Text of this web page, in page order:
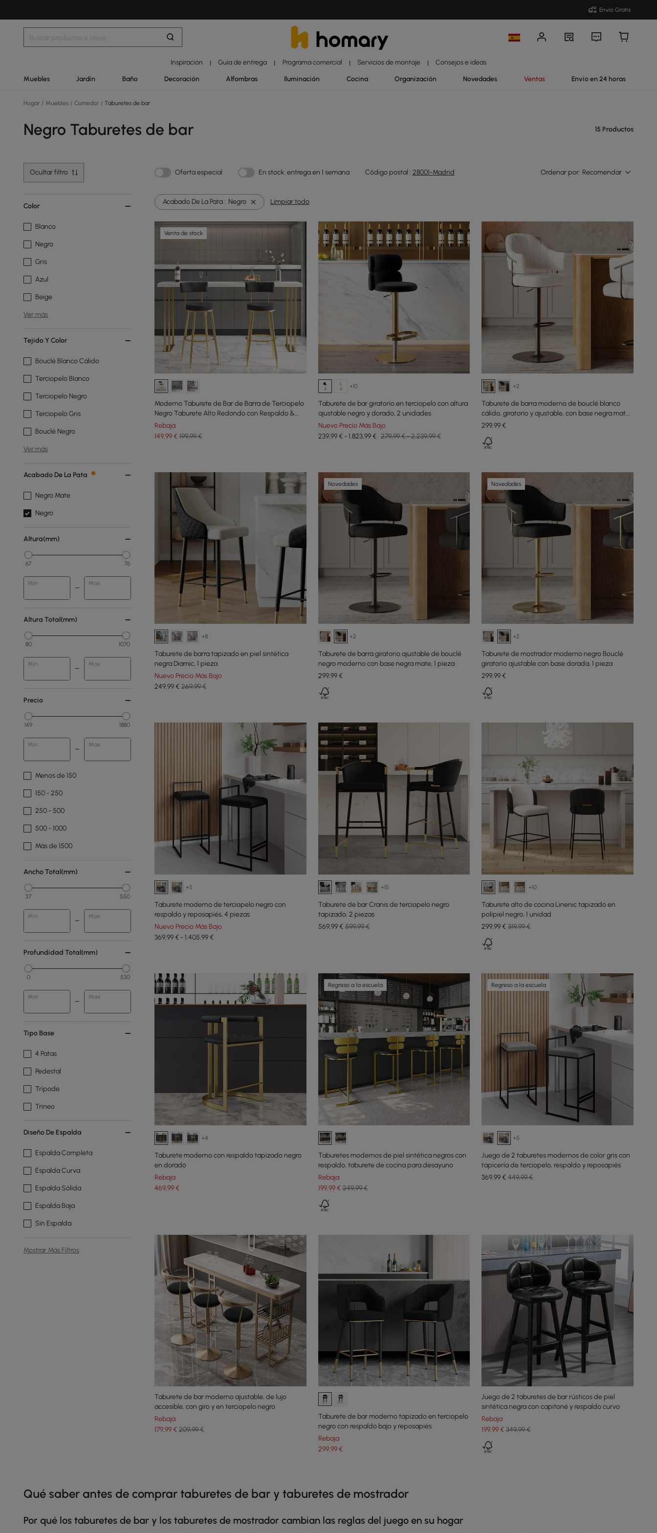
Envío Gratis
Inspiración | Guía de entrega | Programa comercial | Servicios de montaje | Consejos e ideas
Muebles Jardín Baño Decoración Alfombras Iluminación Cocina Organización Novedades Ventas Envío en 24 horas
Hogar / Muebles / Comedor / Taburetes de bar
Negro Taburetes de bar 15 Productos
Ocultar filtro Oferta especial En stock: entrega en 1 semana Código postal : 28001-Madrid Ordenar por: Recomendar
Color
Blanco
Negro
Gris
Azul
Beige
Ver más
Tejido Y Color
Bouclé Blanco Cálido
Terciopelo Blanco
Terciopelo Negro
Terciopelo Gris
Bouclé Negro
Ver más
Acabado De La Pata
Negro Mate
Negro
Altura(mm)
67 76
Min Max
Altura Total(mm)
80 1070
Min Max
Precio
149 1880
Min Max
Menos de 150
150 - 250
250 - 500
500 - 1000
Más de 1500
Ancho Total(mm)
37 550
Min Max
Profundidad Total(mm)
0 530
Min Max
Tipo Base
4 Patas
Pedestal
Trípode
Trineo
Diseño De Espalda
Espalda Completa
Espalda Curva
Espalda Sólida
Espalda Baja
Sin Espalda
Mostrar Más Filtros
Acabado De La Pata : Negro Limpiar todo
Venta de stock
Moderno Taburete de Bar de Barra de Terciopelo
Negro Taburete Alto Redondo con Respaldo &
Reposapiés Dorado
Rebaja
149,99€ 199,99 €
+10
Taburete de bar giratorio en terciopelo con altura
ajustable negro y dorado, 2 unidades
Nuevo Precio Más Bajo
239,99 € - 1.823,99 € 279,99 € - 2.239,99 €
+2
Taburete de barra moderno de bouclé blanco
cálido, giratorio y ajustable, con base negra mate,
1 pieza
299,99€
+8
Taburete de barra tapizado en piel sintética
negra Diamic, 1 pieza
Nuevo Precio Más Bajo
249,99€ 269,99 €
Novedades
+2
Taburete de barra giratorio ajustable de bouclé
negro moderno con base negra mate, 1 pieza
299,99€
Novedades
+2
Taburete de mostrador moderno negro Bouclé
giratorio ajustable con base dorada, 1 pieza
299,99€
+5
Taburete moderno de terciopelo negro con
respaldo y reposapiés, 4 piezas
Nuevo Precio Más Bajo
369,99 € - 1.405,99 €
+15
Taburete de bar Cranis de terciopelo negro
tapizado, 2 piezas
569,99€ 599,99 €
+10
Taburete alto de cocina Linenic tapizado en
polipiel negro, 1 unidad
299,99€ 319,99 €
+4
Taburete moderno con respaldo tapizado negro
en dorado
Rebaja
469,99€
Regreso a la escuela
Taburetes modernos de piel sintética negros con
respaldo, taburete de cocina para desayuno
Rebaja
199,99€ 249,99 €
Regreso a la escuela
+5
Juego de 2 taburetes modernos de color gris con
tapicería de terciopelo, respaldo y reposapiés
369,99€ 449,99 €
Taburete de bar moderno ajustable, de lujo
accesible, con giro y en terciopelo negro
Rebaja
179,99€ 209,99 €
Taburete de bar moderno tapizado en terciopelo
negro con respaldo bajo y reposapiés
Rebaja
299,99€
Juego de 2 taburetes de bar rústicos de piel
sintética negra con capitoné y respaldo curvo
Rebaja
199,99€ 349,99 €
Qué saber antes de comprar taburetes de bar y taburetes de mostrador
Por qué los taburetes de bar y los taburetes de mostrador cambian las reglas del juego en su hogar